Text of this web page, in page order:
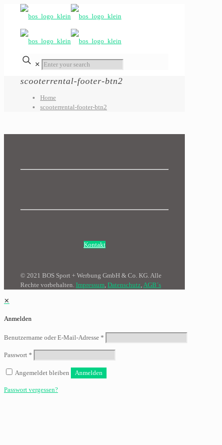
✕
scooterrental-footer-btn2
Home
scooterrental-footer-btn2
Kontakt
© 2021 BOS Sport + Werbung GmbH & Co. KG. Alle
Rechte vorbehalten. Impressum, Datenschutz,AGB´s
✕
Anmelden
Benutzername oder E-Mail-Adresse *
Passwort *
Angemeldet bleiben Anmelden
Passwort vergessen?